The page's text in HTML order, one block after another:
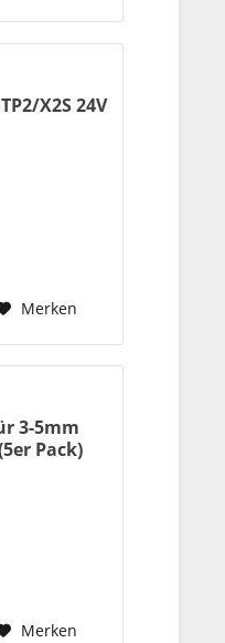
X2S 24V
Merken
3-5mm
Pack)
Merken